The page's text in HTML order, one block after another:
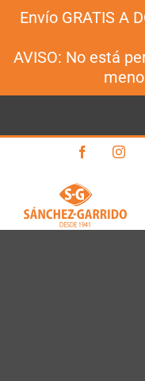
Envío GRATIS A
AVISO: No está
Facebook